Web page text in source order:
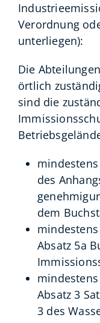
Verordnung
unterliegen):
Die
örtlich
sind die
des
dem
Absatz 5a
Absatz 3
3 des